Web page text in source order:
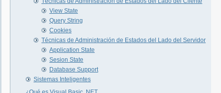
View State
Query String
Cookies
Técnicas de Administración de Estados del Lado del Servidor
Application State
Sesion State
Database Support
Sistemas Inteligentes